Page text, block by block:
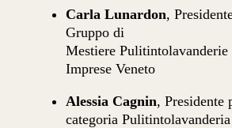
Carla Lunardon,
Gruppo di
Mestiere
Imprese Veneto
Alessia Cagnin, Presidente
categoria